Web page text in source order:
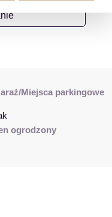
Miejsca parkingowe
ogrodzony